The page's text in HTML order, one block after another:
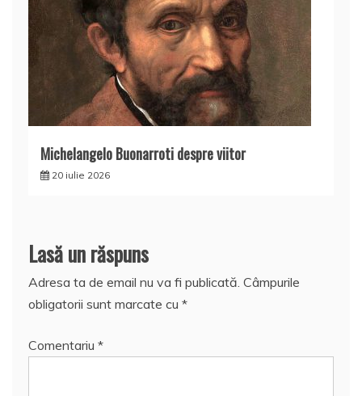
Michelangelo Buonarroti despre viitor
20 iulie 2026
Lasă un răspuns
Adresa ta de email nu va fi publicată. Câmpurile
obligatorii sunt marcate cu *
Comentariu *